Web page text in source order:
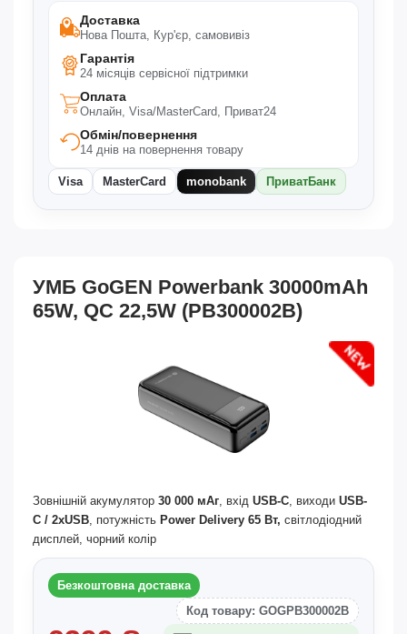
Доставка
Нова Пошта, Кур'єр, самовивіз
Гарантія
24 місяців сервісної підтримки
Оплата
Онлайн, Visa/MasterCard, Приват24
Обмін/повернення
14 днів на повернення товару
Visa MasterCard monobank ПриватБанк
УМБ GoGEN Powerbank 30000mAh
65W, QC 22,5W (PB300002B)
Зовнішній акумулятор 30 000 мАг, вхід USB-C, виходи USB-
C / 2xUSB, потужність Power Delivery 65 Вт, світлодіодний
дисплей, чорний колір
Безкоштовна доставка
Код товару: GOGPB300002B